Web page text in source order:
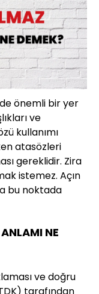
önemli bir yer
ve
kullanımı
atasözleri
gereklidir. Zira
istemez. Açın
bu noktada
NE
ve doğru
tarafından